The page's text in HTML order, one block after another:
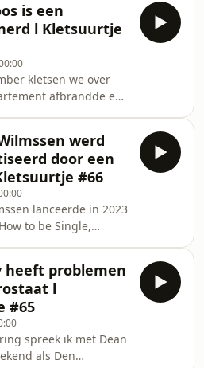
up. Inmiddels
op en bouwt ze
eigen soloshow. We
stap, haar verhuizing
de beroemde
hoe wij Bregje vijf jaar
geshipt werden.
is een
l Kletsuurtje
kletsen we over
afbrandde en
haar geheime leven
nerd, hoe het is
jonge leeftijd al DJ te
werd
door een
#66
lanceerde in 2023
to be Single,
met de theatershow
You&#39;ll Ever
het over de stripper
hoe
haar betrapte op iets
zichzelf had
heeft problemen
l
#65
spreek ik met Dean
als Den